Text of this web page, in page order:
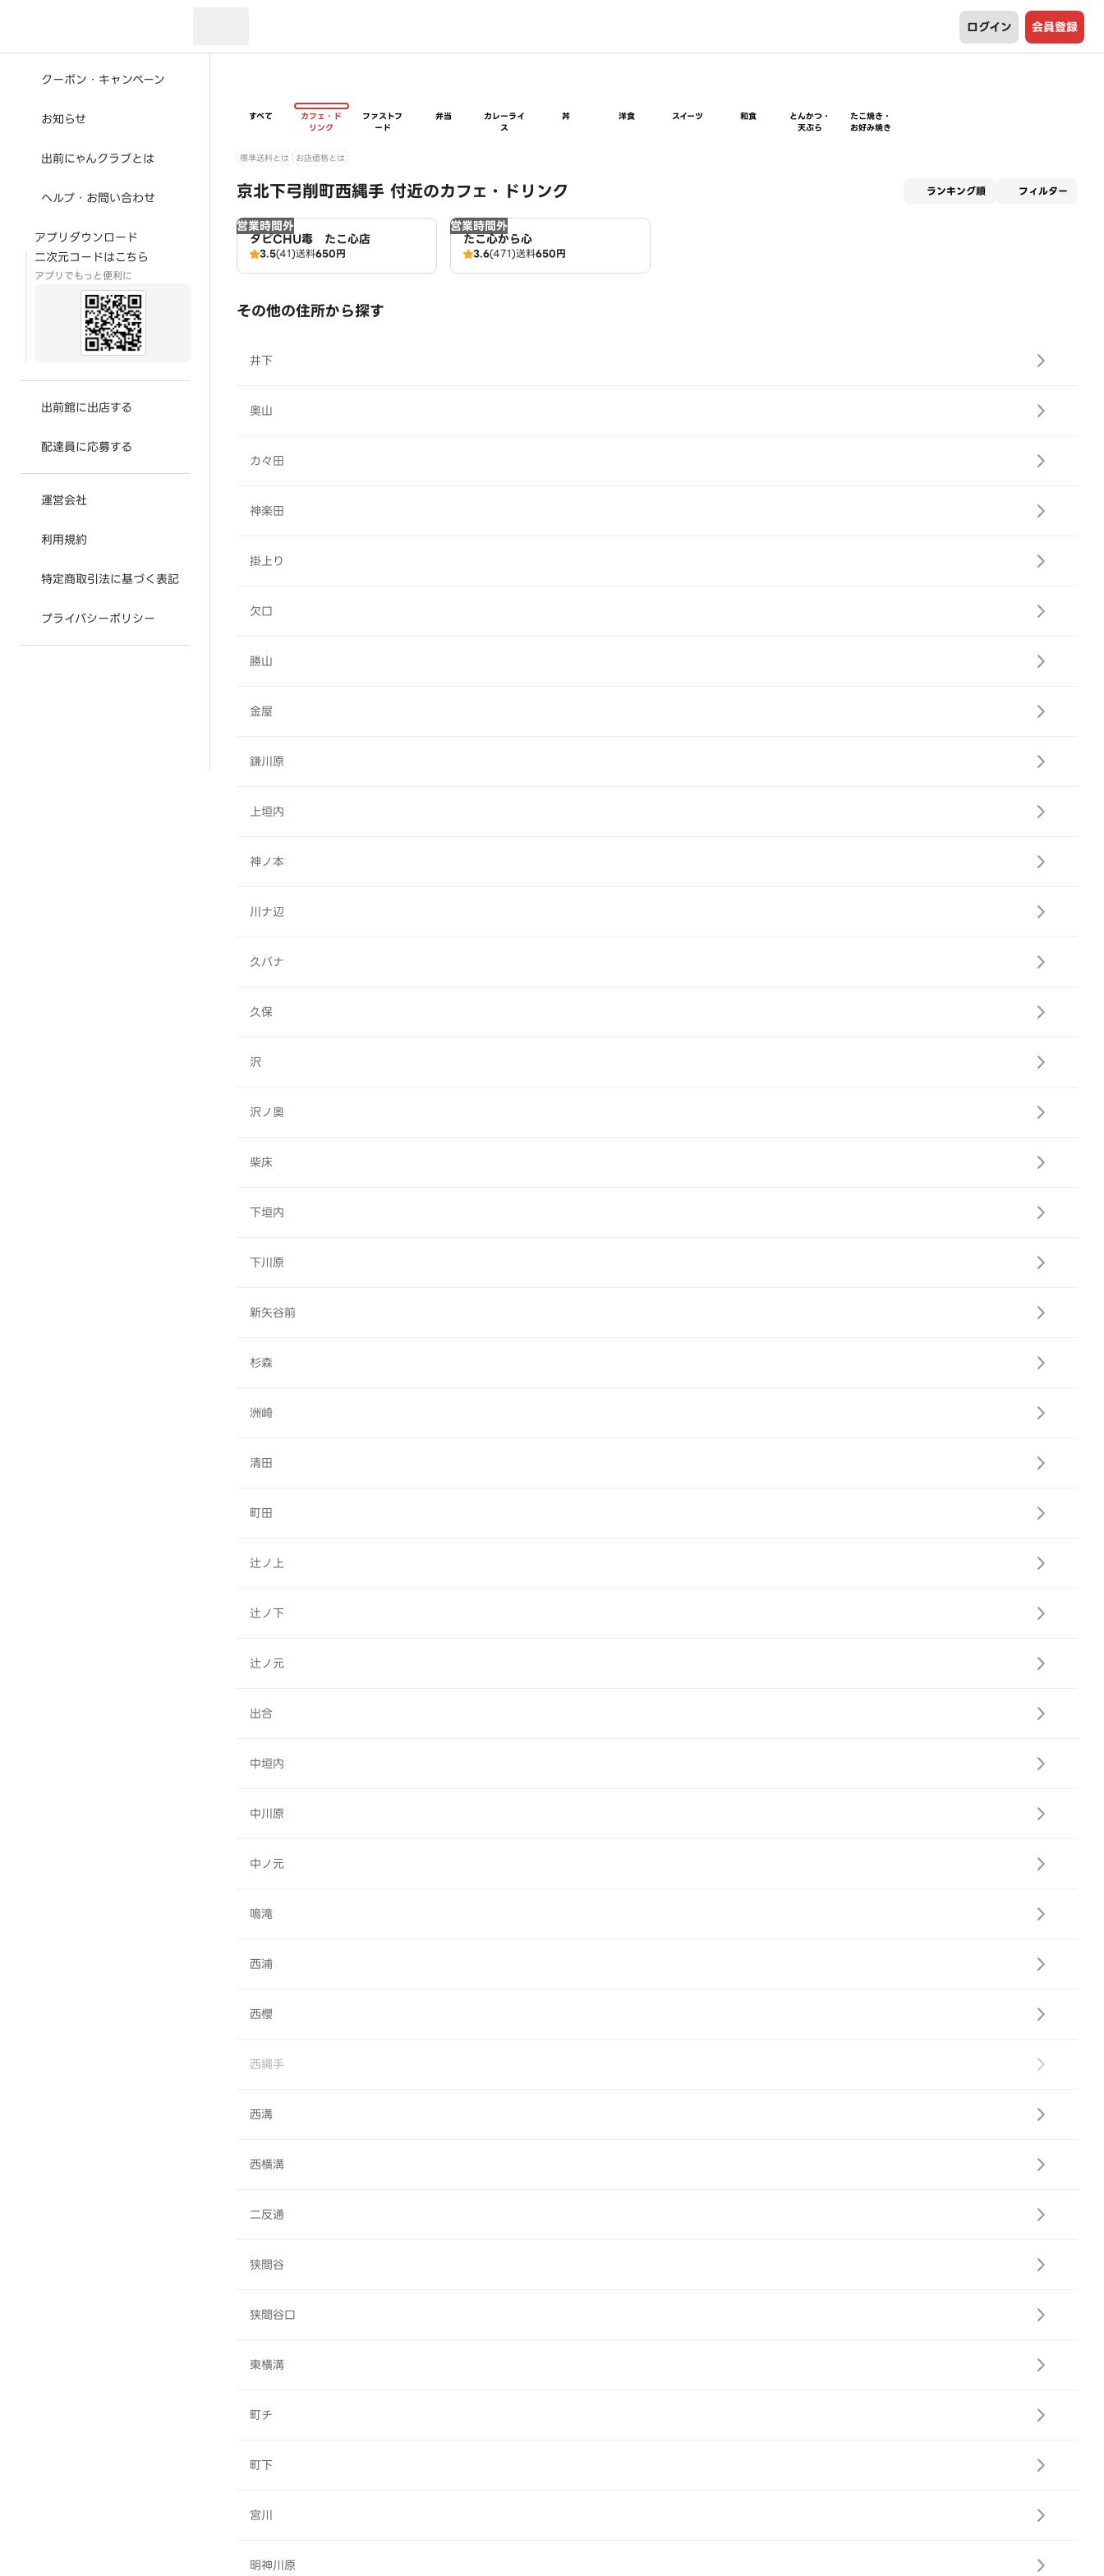
ログイン 会員登録
クーポン・キャンペーン
お知らせ
出前にゃんクラブとは
ヘルプ・お問い合わせ
アプリダウンロード
二次元コードはこちら
アプリでもっと便利に
出前館に出店する
配達員に応募する
運営会社
利用規約
特定商取引法に基づく表記
プライバシーポリシー
すべて
カフェ・ド
リンク
ファストフ
ード
弁当
カレーライ
ス
丼 洋食 スイーツ 和食
とんかつ・
天ぷら
たこ焼き・
お好み焼き
標準送料とは お店価格とは
京北下弓削町西縄手 付近のカフェ・ドリンク ランキング順 フィルター
営業時間外
タピCHU毒 たこ心店
3.5(41)送料650円
営業時間外
たこ心から心
3.6(471)送料650円
その他の住所から探す
井下
奥山
カ々田
神楽田
掛上り
欠口
勝山
金屋
鎌川原
上垣内
神ノ本
川ナ辺
久バナ
久保
沢
沢ノ奥
柴床
下垣内
下川原
新矢谷前
杉森
洲崎
清田
町田
辻ノ上
辻ノ下
辻ノ元
出合
中垣内
中川原
中ノ元
鳴滝
西浦
西櫻
西縄手
西溝
西横溝
二反通
狭間谷
狭間谷口
東横溝
町チ
町下
宮川
明神川原